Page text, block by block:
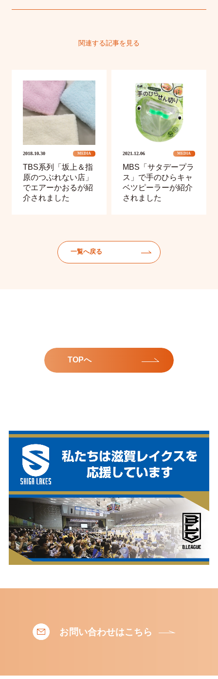
関連する記事を見る
2018.10.30 MEDIA
TBS系列「坂上＆指
原のつぶれない店」
でエアーかおるが紹
介されました
2021.12.06 MEDIA
MBS「サタデープラ
ス」で手のひらキャ
ベツピーラーが紹介
されました
一覧へ戻る
TOPへ
お問い合わせはこちら